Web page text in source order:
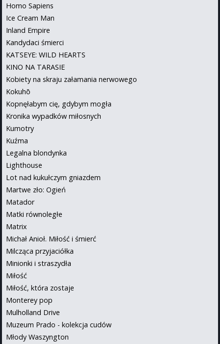
Homo Sapiens
Ice Cream Man
Inland Empire
Kandydaci śmierci
KATSEYE: WILD HEARTS
KINO NA TARASIE
Kobiety na skraju załamania nerwowego
Kokuhō
Kopnęłabym cię, gdybym mogła
Kronika wypadków miłosnych
Kumotry
Kuźma
Legalna blondynka
Lighthouse
Lot nad kukułczym gniazdem
Martwe zło: Ogień
Matador
Matki równoległe
Matrix
Michał Anioł. Miłość i śmierć
Milcząca przyjaciółka
Minionki i straszydła
Miłość
Miłość, która zostaje
Monterey pop
Mulholland Drive
Muzeum Prado - kolekcja cudów
Młody Waszyngton